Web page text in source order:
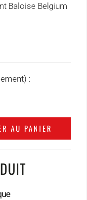
Baloise Belgium
:
AU PANIER